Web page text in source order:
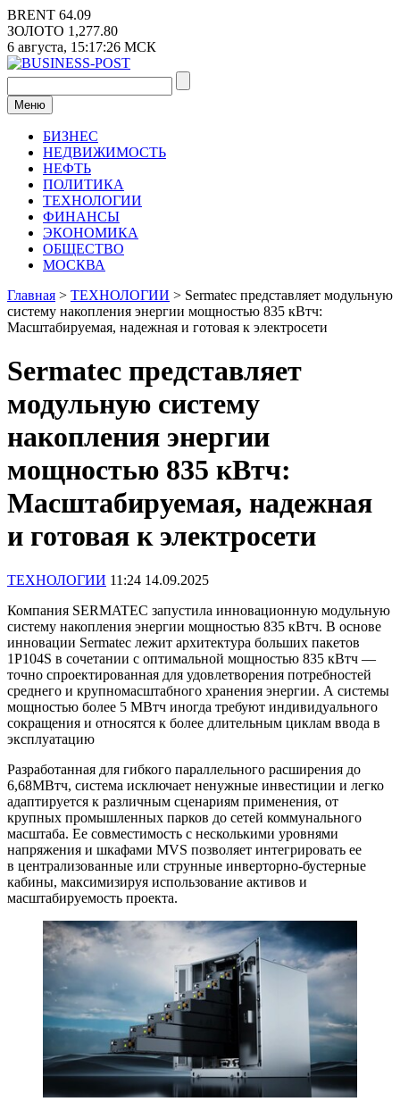
Перейти
к
содержимому
BRENT 64.09
ЗОЛОТО 1,277.80
6 августа, 15:17:27 МСК
Меню
БИЗНЕС
НЕДВИЖИМОСТЬ
НЕФТЬ
ПОЛИТИКА
ТЕХНОЛОГИИ
ФИНАНСЫ
ЭКОНОМИКА
ОБЩЕСТВО
МОСКВА
Главная > ТЕХНОЛОГИИ > Sermatec представляет модульную
систему накопления энергии мощностью 835 кВтч:
Масштабируемая, надежная и готовая к электросети
Sermatec представляет
модульную систему
накопления энергии
мощностью 835 кВтч:
Масштабируемая, надежная
и готовая к электросети
ТЕХНОЛОГИИ 11:24 14.09.2025
Компания SERMATEC запустила инновационную модульную
систему накопления энергии мощностью 835 кВтч. В основе
инновации Sermatec лежит архитектура больших пакетов
1P104S в сочетании с оптимальной мощностью 835 кВтч —
точно спроектированная для удовлетворения потребностей
среднего и крупномасштабного хранения энергии. А системы
мощностью более 5 МВтч иногда требуют индивидуального
сокращения и относятся к более длительным циклам ввода в
эксплуатацию
Разработанная для гибкого параллельного расширения до
6,68МВтч, система исключает ненужные инвестиции и легко
адаптируется к различным сценариям применения, от
крупных промышленных парков до сетей коммунального
масштаба. Ее совместимость с несколькими уровнями
напряжения и шкафами MVS позволяет интегрировать ее
в централизованные или струнные инверторно-бустерные
кабины, максимизируя использование активов и
масштабируемость проекта.